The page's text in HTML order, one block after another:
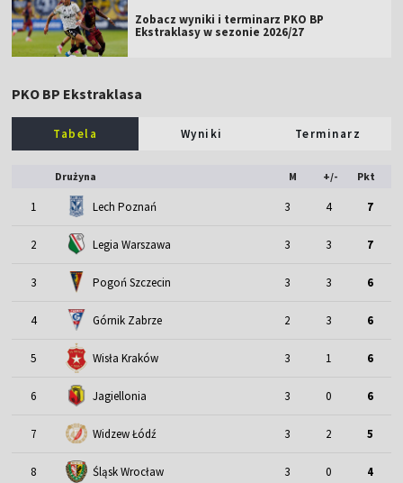
Zobacz wyniki i terminarz PKO BP
Ekstraklasy w sezonie 2026/27
PKO BP Ekstraklasa
Tabela Wyniki Terminarz
Drużyna M +/- Pkt
1 Lech Poznań 3 4 7
2 Legia Warszawa 3 3 7
3 Pogoń Szczecin 3 3 6
4 Górnik Zabrze 2 3 6
5 Wisła Kraków 3 1 6
6 Jagiellonia 3 0 6
7 Widzew Łódź 3 2 5
8 Śląsk Wrocław 3 0 4